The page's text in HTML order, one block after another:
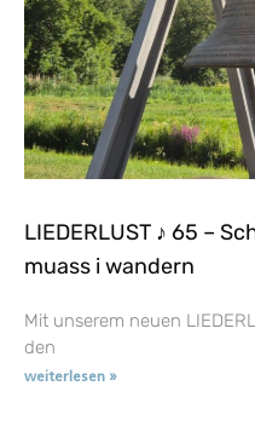
LIEDERLUST ♪ 65 –
muass i wandern
Mit unserem neuen
den
weiterlesen »